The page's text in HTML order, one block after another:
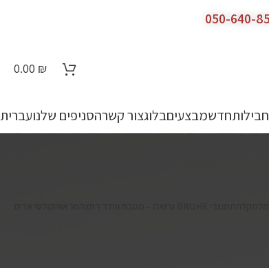
0.00 ₪
חבילותחדשמבצעיםבלוגצור קשרהסניפים שלנועברית